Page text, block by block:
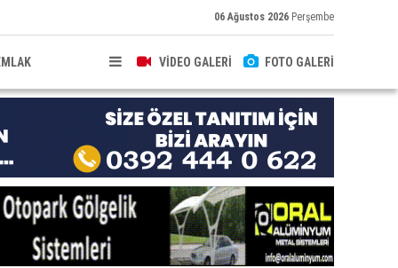
06 Ağustos 2026 Perşembe
VİDEO GALERİ FOTO GALERİ